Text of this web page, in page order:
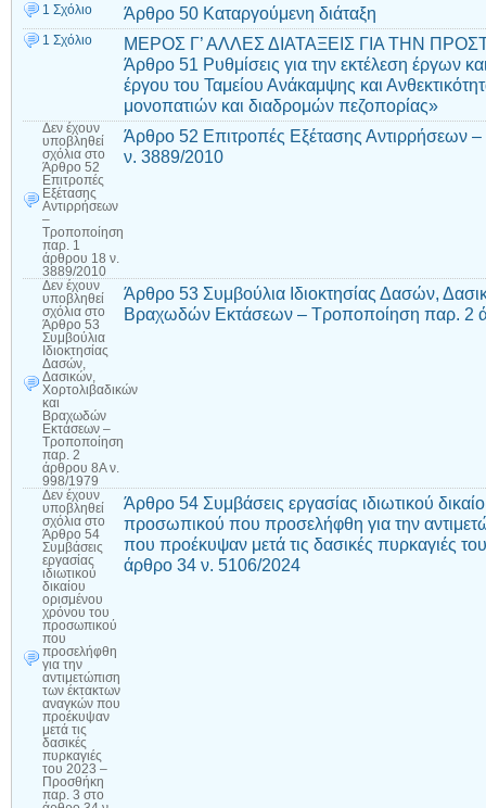
1 Σχόλιο Άρθρο 50 Καταργούμενη διάταξη
1 Σχόλιο
ΜΕΡΟΣ Γ’ ΑΛΛΕΣ ΔΙΑΤΑΞΕΙΣ ΓΙΑ ΤΗΝ
Άρθρο 51 Ρυθμίσεις για την εκτέλεση έργων
έργου του Ταμείου Ανάκαμψης και
μονοπατιών και διαδρομών πεζοπορίας»
Δεν έχουν
υποβληθεί
σχόλια στο
Άρθρο 52
Επιτροπές
Εξέτασης
Αντιρρήσεων
–
Τροποποίηση
παρ. 1
άρθρου 18 ν.
3889/2010
Άρθρο 52 Επιτροπές Εξέτασης Αντιρρήσεων
ν. 3889/2010
Δεν έχουν
υποβληθεί
σχόλια στο
Άρθρο 53
Συμβούλια
Ιδιοκτησίας
Δασών,
Δασικών,
Χορτολιβαδικών
και
Βραχωδών
Εκτάσεων –
Τροποποίηση
παρ. 2
άρθρου 8Α ν.
998/1979
Άρθρο 53 Συμβούλια Ιδιοκτησίας Δασών,
Βραχωδών Εκτάσεων – Τροποποίηση παρ. 2
Δεν έχουν
υποβληθεί
σχόλια στο
Άρθρο 54
Συμβάσεις
εργασίας
ιδιωτικού
δικαίου
ορισμένου
χρόνου του
προσωπικού
που
προσελήφθη
για την
αντιμετώπιση
των έκτακτων
αναγκών που
προέκυψαν
μετά τις
δασικές
πυρκαγιές
του 2023 –
Προσθήκη
παρ. 3 στο
Άρθρο 54 Συμβάσεις εργασίας ιδιωτικού
προσωπικού που προσελήφθη για την
που προέκυψαν μετά τις δασικές πυρκαγιές
άρθρο 34 ν. 5106/2024